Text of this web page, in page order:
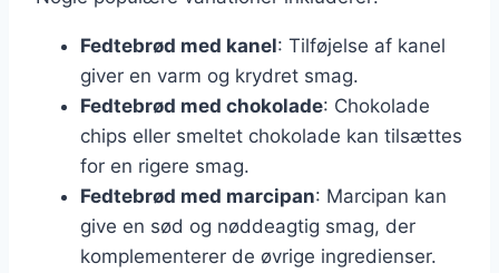
Fedtebrød med kanel: Tilføjelse af kanel
giver en varm og krydret smag.
Fedtebrød med chokolade: Chokolade
chips eller smeltet chokolade kan tilsættes
for en rigere smag.
Fedtebrød med marcipan: Marcipan kan
give en sød og nøddeagtig smag, der
komplementerer de øvrige ingredienser.